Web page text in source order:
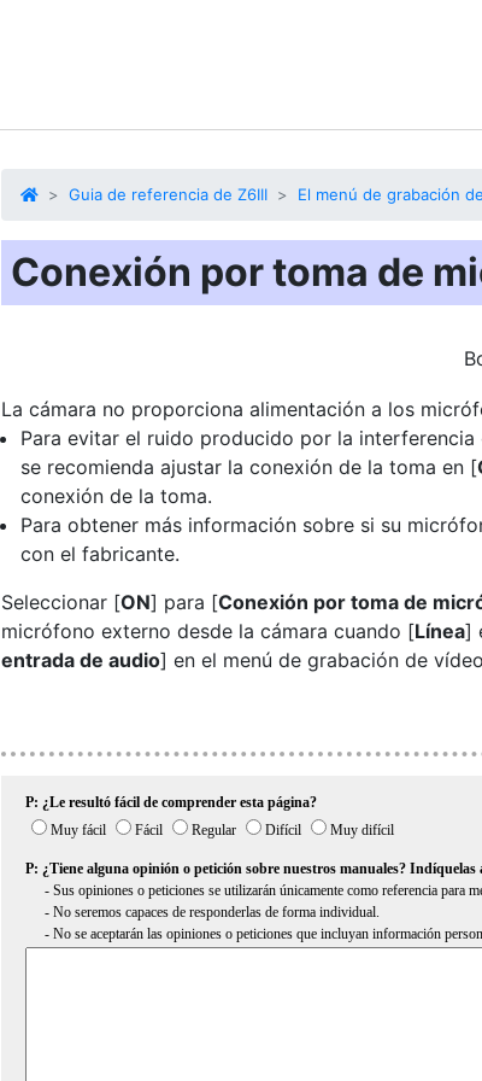
Guia de referencia de Z6III El menú de grabación
Conexión por toma de
La cámara no proporciona alimentación a los
Para evitar el ruido producido por la
se recomienda ajustar la conexión de la toma en [
conexión de la toma.
Para obtener más información sobre si su
con el fabricante.
Seleccionar [ON] para [Conexión por toma de
micrófono externo desde la cámara cuando [Línea]
entrada de audio] en el menú de grabación de